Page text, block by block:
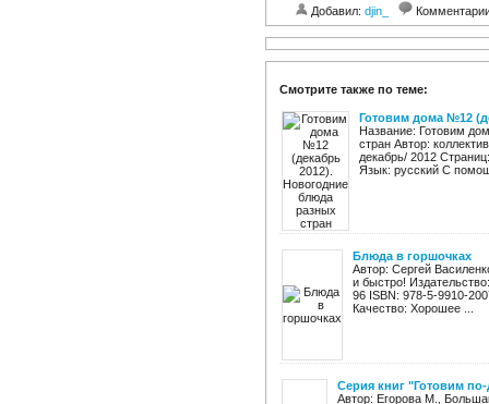
Добавил: djin_
Смотрите также по теме:
Готовим дома №12
Название: Готовим
стран Автор:
декабрь/ 2012
Язык: русский С
Блюда в горшочках
Автор: Сергей
и быстро!
96 ISBN: 978-5-9910-
Качество: Хорошее ...
Серия книг "Готовим
Автор: Егорова М.,